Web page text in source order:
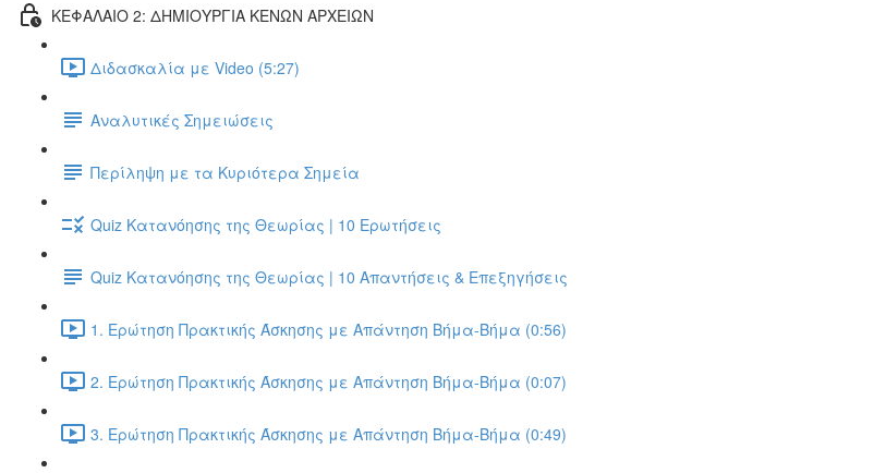
ΚΕΦΑΛΑΙΟ 2: ΔΗΜΙΟΥΡΓΙΑ ΚΕΝΩΝ ΑΡΧΕΙΩΝ
Διδασκαλία με Video (5:27)
Αναλυτικές Σημειώσεις
Περίληψη με τα Κυριότερα Σημεία
Quiz Κατανόησης της Θεωρίας | 10 Ερωτήσεις
Quiz Κατανόησης της Θεωρίας | 10 Απαντήσεις & Επεξηγήσεις
1. Ερώτηση Πρακτικής Άσκησης με Απάντηση Βήμα-Βήμα (0:56)
2. Ερώτηση Πρακτικής Άσκησης με Απάντηση Βήμα-Βήμα (0:07)
3. Ερώτηση Πρακτικής Άσκησης με Απάντηση Βήμα-Βήμα (0:49)